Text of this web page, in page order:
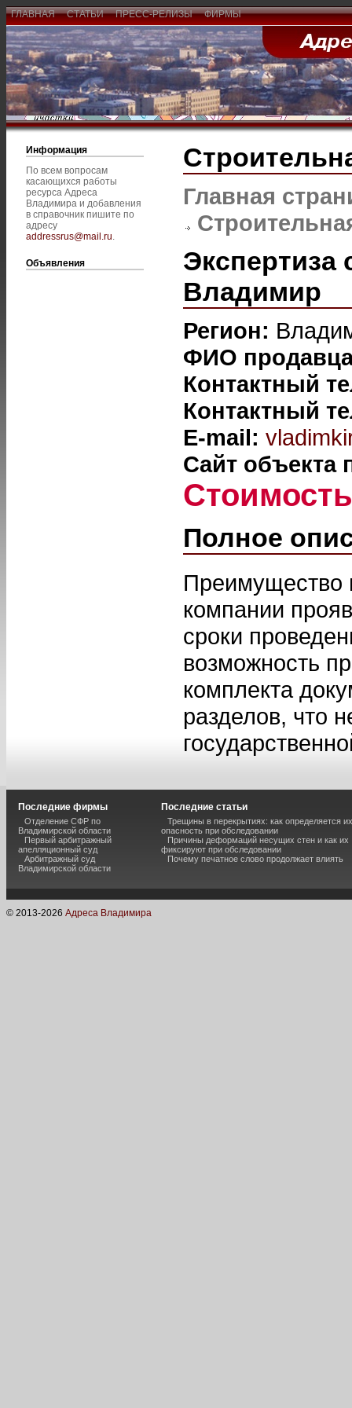
ГЛАВНАЯ СТАТЬИ ПРЕСС-РЕЛИЗЫ ФИРМЫ
Информация
По всем вопросам
касающихся работы
ресурса Адреса
Владимира и добавления
в справочник пишите по
адресу
addressrus@mail.ru.
Объявления
Главная
Экспертиза
Владимир
Регион:
ФИО
Контактный
Контактный
E-mail:
Сайт объекта
Полное
Преимущество
компании
сроки
возможность
комплекта
разделов, что
Последние фирмы
Отделение СФР по
Владимирской области
Первый арбитражный
апелляционный суд
Арбитражный суд
Владимирской области
Последние статьи
Трещины в перекрытиях: как определяется их
опасность при обследовании
Причины деформаций несущих стен и как их
фиксируют при обследовании
Почему печатное слово продолжает влиять
© 2013-2026 Адреса Владимира